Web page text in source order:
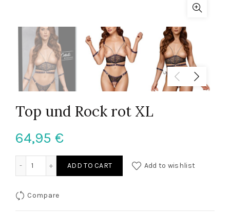
Top und Rock rot XL
64,95 €
ADD TO CART Add to wishlist
Compare